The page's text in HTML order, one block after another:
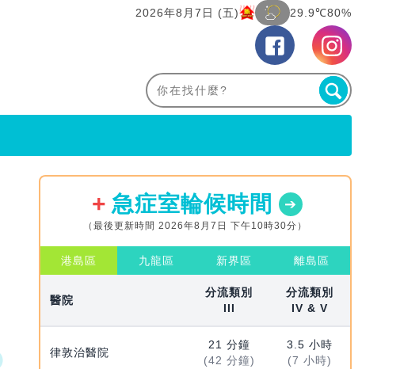
2026年8月7日 (五) 29.9℃80%
急症室輪候時間
（最後更新時間 2026年8月7日 下午10時30分）
港島區 九龍區 新界區 離島區
醫院
分流類別
III
分流類別
IV & V
律敦治醫院
21 分鐘
(42 分鐘)
3.5 小時
(7 小時)